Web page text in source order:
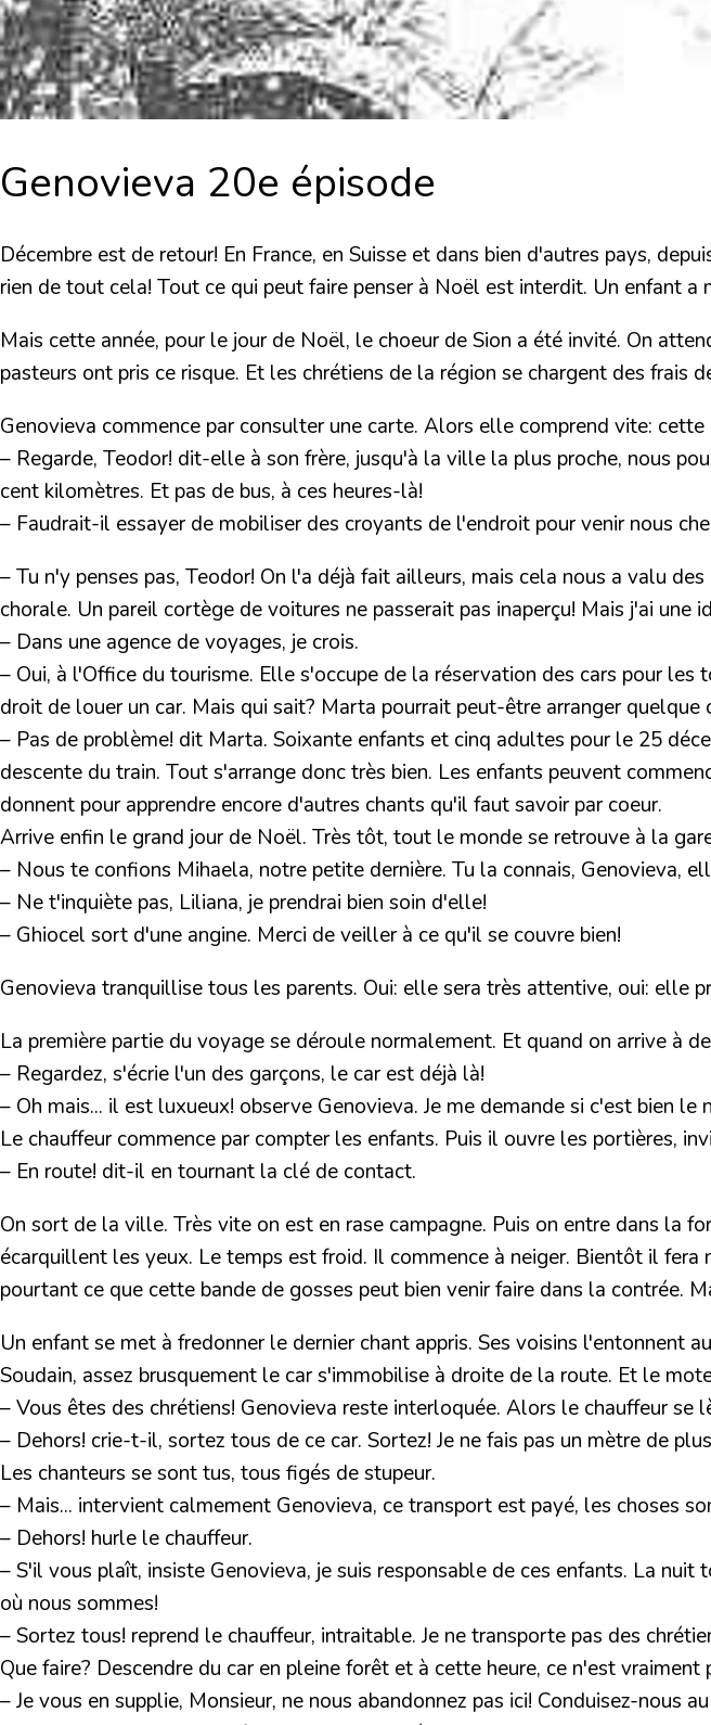
Genovieva 20e épisode
Décembre est de retour! En France, en Suisse et dans bien d'autres pays,
rien de tout cela! Tout ce qui peut faire penser à Noël est interdit. Un enfant a
Mais cette année, pour le jour de Noël, le choeur de Sion a été invité. On
pasteurs ont pris ce risque. Et les chrétiens de la région se chargent des frais
Genovieva commence par consulter une carte. Alors elle comprend vite:
– Regarde, Teodor! dit-elle à son frère, jusqu'à la ville la plus proche, nous
cent kilomètres. Et pas de bus, à ces heures-là!
– Faudrait-il essayer de mobiliser des croyants de l'endroit pour venir nous
– Tu n'y penses pas, Teodor! On l'a déjà fait ailleurs, mais cela nous a valu
chorale. Un pareil cortège de voitures ne passerait pas inaperçu! Mais j'ai
– Dans une agence de voyages, je crois.
– Oui, à l'Office du tourisme. Elle s'occupe de la réservation des cars pour
droit de louer un car. Mais qui sait? Marta pourrait peut-être arranger quelque
– Pas de problème! dit Marta. Soixante enfants et cinq adultes pour le 25
descente du train. Tout s'arrange donc très bien. Les enfants peuvent
donnent pour apprendre encore d'autres chants qu'il faut savoir par coeur.
Arrive enfin le grand jour de Noël. Très tôt, tout le monde se retrouve à la
– Nous te confions Mihaela, notre petite dernière. Tu la connais, Genovieva,
– Ne t'inquiète pas, Liliana, je prendrai bien soin d'elle!
– Ghiocel sort d'une angine. Merci de veiller à ce qu'il se couvre bien!
Genovieva tranquillise tous les parents. Oui: elle sera très attentive, oui: elle
La première partie du voyage se déroule normalement. Et quand on arrive à
– Regardez, s'écrie l'un des garçons, le car est déjà là!
– Oh mais... il est luxueux! observe Genovieva. Je me demande si c'est bien
Le chauffeur commence par compter les enfants. Puis il ouvre les portières,
– En route! dit-il en tournant la clé de contact.
On sort de la ville. Très vite on est en rase campagne. Puis on entre dans la
écarquillent les yeux. Le temps est froid. Il commence à neiger. Bientôt il
pourtant ce que cette bande de gosses peut bien venir faire dans la contrée.
Un enfant se met à fredonner le dernier chant appris. Ses voisins l'entonnent
Soudain, assez brusquement le car s'immobilise à droite de la route. Et le
– Vous êtes des chrétiens! Genovieva reste interloquée. Alors le chauffeur se
– Dehors! crie-t-il, sortez tous de ce car. Sortez! Je ne fais pas un mètre de
Les chanteurs se sont tus, tous figés de stupeur.
– Mais... intervient calmement Genovieva, ce transport est payé, les choses
– Dehors! hurle le chauffeur.
– S'il vous plaît, insiste Genovieva, je suis responsable de ces enfants. La
où nous sommes!
– Sortez tous! reprend le chauffeur, intraitable. Je ne transporte pas des
Que faire? Descendre du car en pleine forêt et à cette heure, ce n'est
– Je vous en supplie, Monsieur, ne nous abandonnez pas ici! Conduisez-nous